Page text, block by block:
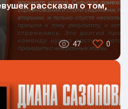
рассказал о том,
47 0